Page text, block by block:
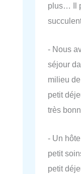
plus… Il
- Nous
séjour
milieu
petit
très
- Un
petit
petit